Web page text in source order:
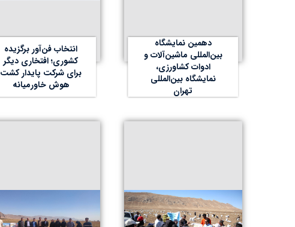
دهمین نمایشگاه
بین‌المللی ماشین‌آلات و
ادوات کشاورزی،
نمایشگاه بین‌‌المللی
تهران
انتخاب فن‌آور برگزیده
کشوری؛ افتخاری دیگر
برای شرکت پایدار کشت
هوش خاورمیانه